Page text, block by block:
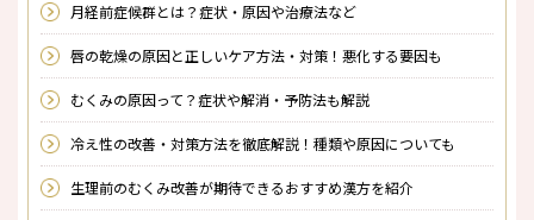
月経前症候群とは？症状・原因や治療法など
唇の乾燥の原因と正しいケア方法・対策！悪化する要因も
むくみの原因って？症状や解消・予防法も解説
冷え性の改善・対策方法を徹底解説！種類や原因についても
生理前のむくみ改善が期待できるおすすめ漢方を紹介